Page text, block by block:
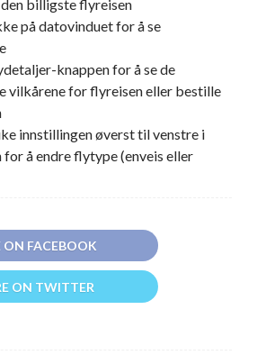
billigste flyreisen
på datovinduet for å se
knappen for å se de
vilkårene for flyreisen eller bestille
innstillingen øverst til venstre i
for å endre flytype (enveis eller
ON FACEBOOK
ON TWITTER